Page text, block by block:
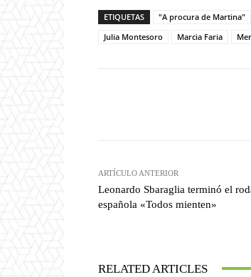
ETIQUETAS "A procura de Martina"
Julia Montesoro
Marcia Faria
ARTÍCULO ANTERIOR
Leonardo Sbaraglia terminó el
española «Todos mienten»
RELATED ARTICLES